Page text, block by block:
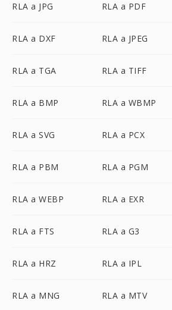
RLA a JPG RLA a PDF
RLA a DXF RLA a JPEG
RLA a TGA RLA a TIFF
RLA a BMP RLA a WBMP
RLA a SVG RLA a PCX
RLA a PBM RLA a PGM
RLA a WEBP RLA a EXR
RLA a FTS RLA a G3
RLA a HRZ RLA a IPL
RLA a MNG RLA a MTV